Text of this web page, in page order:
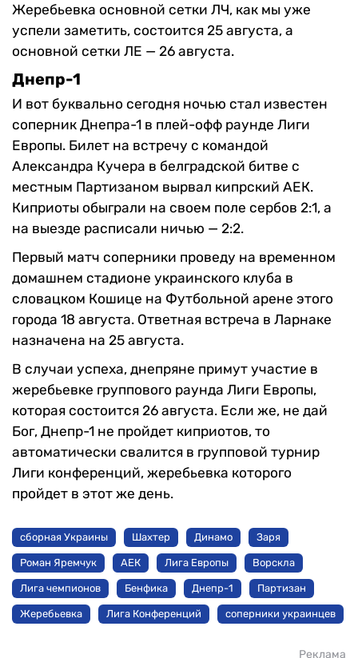
Жеребьевка основной сетки ЛЧ, как мы уже
успели заметить, состоится 25 августа, а
основной сетки ЛЕ — 26 августа.
Днепр-1
И вот буквально сегодня ночью стал известен
соперник Днепра-1 в плей-офф раунде Лиги
Европы. Билет на встречу с командой
Александра Кучера в белградской битве с
местным Партизаном вырвал кипрский АЕК.
Киприоты обыграли на своем поле сербов 2:1, а
на выезде расписали ничью — 2:2.
Первый матч соперники проведу на временном
домашнем стадионе украинского клуба в
словацком Кошице на Футбольной арене этого
города 18 августа. Ответная встреча в Ларнаке
назначена на 25 августа.
В случаи успеха, днепряне примут участие в
жеребьевке группового раунда Лиги Европы,
которая состоится 26 августа. Если же, не дай
Бог, Днепр-1 не пройдет киприотов, то
автоматически свалится в групповой турнир
Лиги конференций, жеребьевка которого
пройдет в этот же день.
сборная Украины Шахтер Динамо Заря
Роман Яремчук АЕК Лига Европы Ворскла
Лига чемпионов Бенфика Днепр-1 Партизан
Жеребьевка Лига Конференций соперники украинцев
Реклама